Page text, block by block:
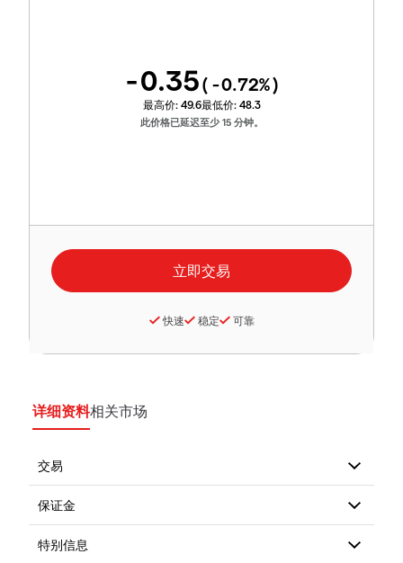
-0.35( -0.72%)
最高价: 49.6最低价: 48.3
此价格已延迟至少 15 分钟。
快速 稳定 可靠
详细资料相关市场